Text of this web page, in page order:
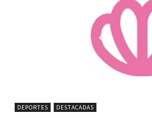
DEPORTES DESTACADAS